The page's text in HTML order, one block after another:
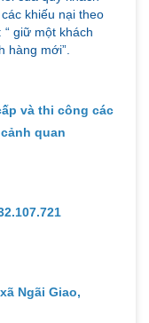
khiếu nại theo
giữ một khách
hàng mới”.
và thi công các
quan
Ngãi Giao,